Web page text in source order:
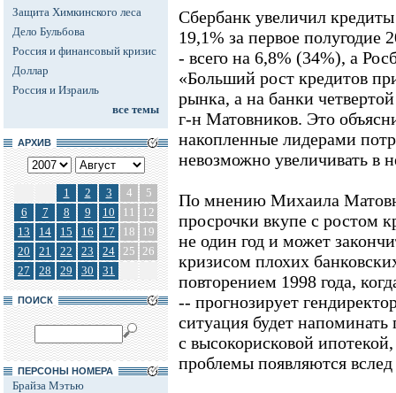
Защита Химкинского леса
Дело Бульбова
Россия и финансовый кризис
Доллар
Россия и Израиль
все темы
АРХИВ
1 2 3 4
5
6
7 8 9 10 11
12
13
14 15 16 17 18
19
20
21 22 23 24 25 26
27
28 29 30 31
ПОИСК
ПЕРСОНЫ НОМЕРА
Брайза Мэтью
Сбербанк увеличил
19,1% за первое полугодие
- всего на 6,8% (34%), а
«Больший рост кредитов
рынка, а на банки
г-н Матовников. Это
накопленные лидерами
невозможно увеличивать в
По мнению Михаила
просрочки вкупе с ростом
не один год и может
кризисом плохих
повторением 1998 года,
-- прогнозирует
ситуация будет
с высокорисковой
проблемы появляются